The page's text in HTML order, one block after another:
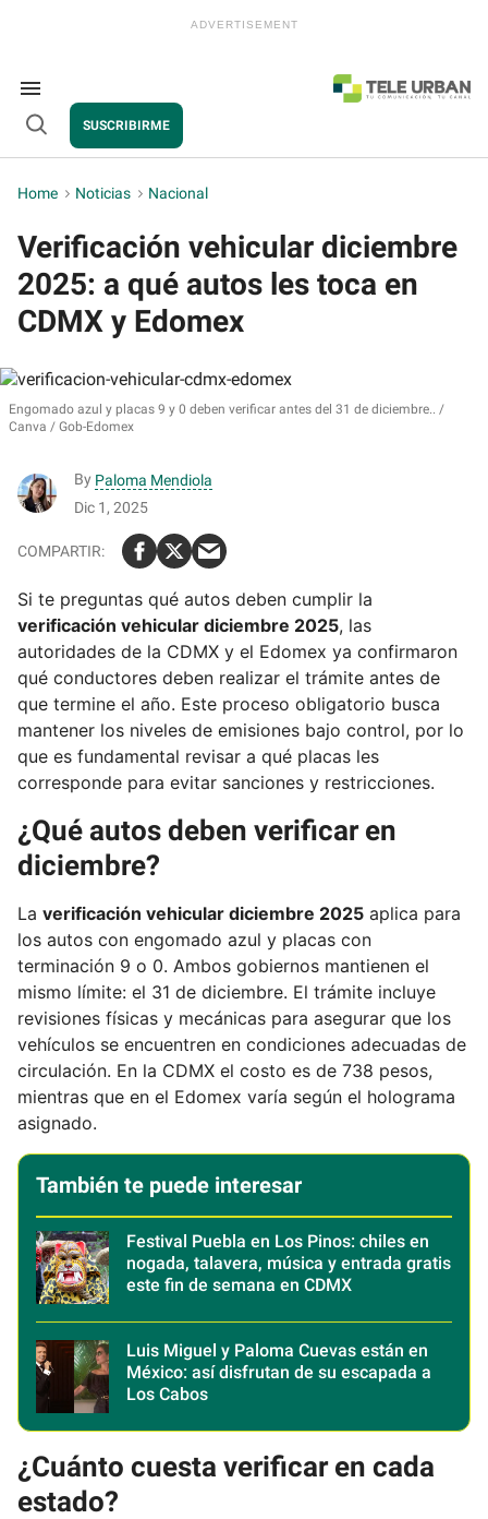
Search
&
Section
Navigation
Open
SUSCRIBIRME
Home > Noticias > Nacional
Verificación vehicular diciembre
2025: a qué autos les toca en
CDMX y Edomex
Engomado azul y placas 9 y 0 deben verificar antes del 31 de diciembre..
Canva / Gob-Edomex
By Paloma Mendiola
Dic 1, 2025
Si te preguntas qué autos deben cumplir la
verificación vehicular diciembre 2025, las
autoridades de la CDMX y el Edomex ya confirmaron
qué conductores deben realizar el trámite antes de
que termine el año. Este proceso obligatorio busca
mantener los niveles de emisiones bajo control, por lo
que es fundamental revisar a qué placas les
corresponde para evitar sanciones y restricciones.
¿Qué autos deben verificar en
diciembre?
La verificación vehicular diciembre 2025 aplica para
los autos con engomado azul y placas con
terminación 9 o 0. Ambos gobiernos mantienen el
mismo límite: el 31 de diciembre. El trámite incluye
revisiones físicas y mecánicas para asegurar que los
vehículos se encuentren en condiciones adecuadas de
circulación. En la CDMX el costo es de 738 pesos,
mientras que en el Edomex varía según el holograma
asignado.
También te puede interesar
Festival Puebla en Los Pinos: chiles en
nogada, talavera, música y entrada gratis
este fin de semana en CDMX
Luis Miguel y Paloma Cuevas están en
México: así disfrutan de su escapada a
Los Cabos
¿Cuánto cuesta verificar en cada
estado?